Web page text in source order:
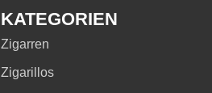
KATEGORIEN
Zigarren
Zigarillos